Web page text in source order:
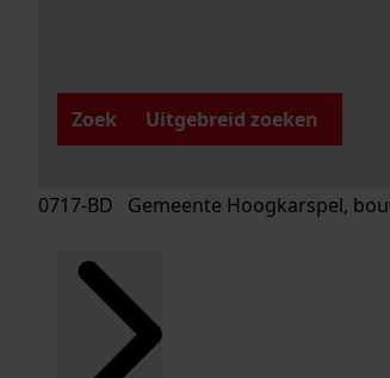
Zoek
Uitgebreid zoeken
0717-BD Gemeente Hoogkarspel,